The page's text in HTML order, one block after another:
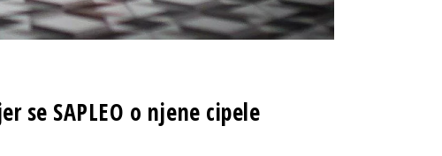
se SAPLEO o njene cipele